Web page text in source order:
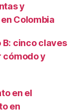
y
Colombia
B: cinco claves
cómodo y
en el
en